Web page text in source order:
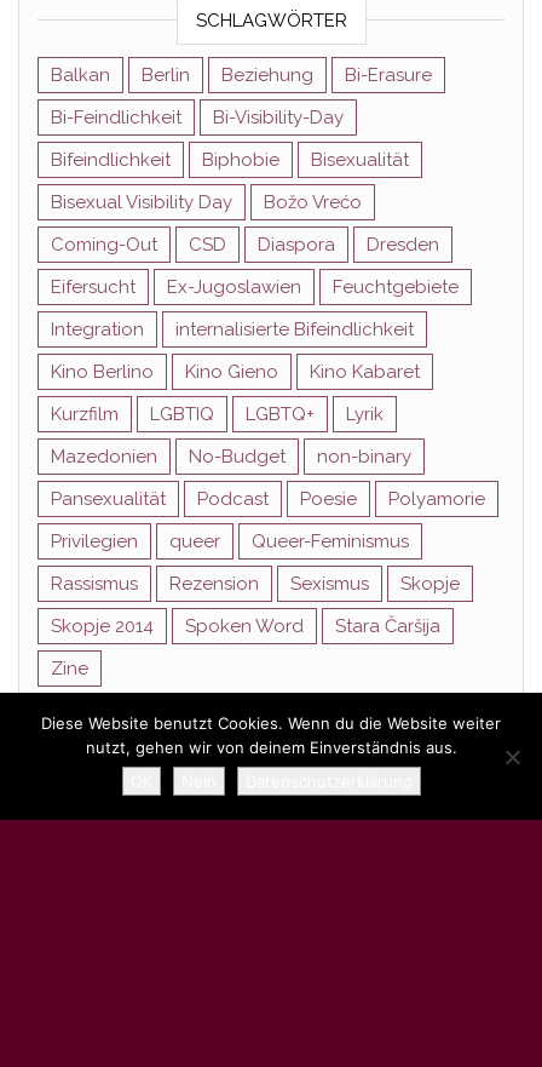
SCHLAGWÖRTER
Balkan Berlin Beziehung
Bi-Erasure
Bi-Feindlichkeit
Bi-Visibility-Day
Bifeindlichkeit
Biphobie
Bisexualität
Bisexual Visibility Day
Božo Vrećo
Coming-Out
CSD Diaspora
Dresden
Eifersucht
Ex-Jugoslawien
Feuchtgebiete
Integration
internalisierte Bifeindlichkeit
Kino Berlino
Kino Gieno
Kino Kabaret
Kurzfilm
LGBTIQ LGBTQ+
Lyrik
Mazedonien
No-Budget
non-binary
Pansexualität
Podcast Poesie
Polyamorie
Privilegien
queer
Queer-Feminismus
Rassismus
Rezension Sexismus
Skopje
Skopje 2014
Spoken Word
Stara Čaršija
Zine
Stolz präsentiert von WordPress |Theme:Head Blog
Diese Website benutzt Cookies. Wenn du die Website weiter
nutzt, gehen wir von deinem Einverständnis aus.